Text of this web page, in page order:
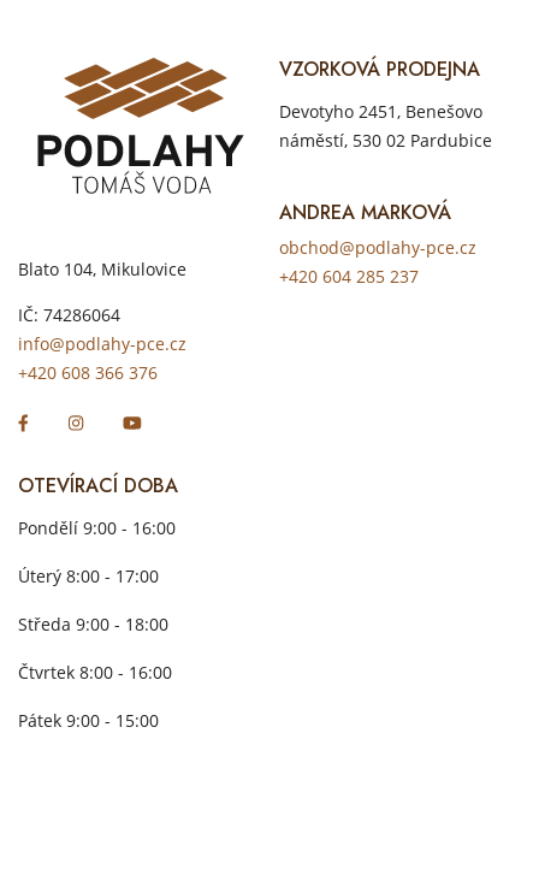
Blato 104, Mikulovice
IČ: 74286064
info@podlahy-pce.cz
+420 608 366 376
VZORKOVÁ PRODEJNA
Devotyho 2451, Benešovo
náměstí, 530 02 Pardubice
ANDREA MARKOVÁ
obchod@podlahy-pce.cz
+420 604 285 237
OTEVÍRACÍ DOBA
Pondělí 9:00 - 16:00
Úterý 8:00 - 17:00
Středa 9:00 - 18:00
Čtvrtek 8:00 - 16:00
Pátek 9:00 - 15:00